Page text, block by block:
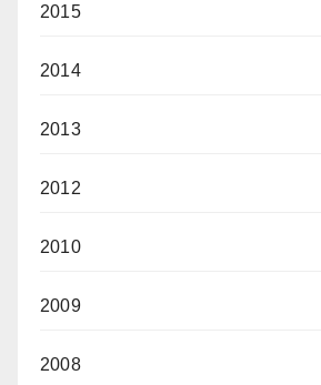
2015
2014
2013
2012
2010
2009
2008